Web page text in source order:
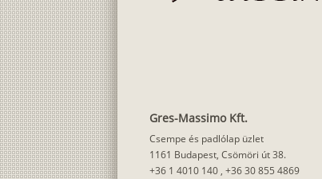
Gres-Massimo Kft.
Csempe és padlólap üzlet
1161 Budapest, Csömöri út 38.
+36 1 4010 140 , +36 30 855 4869